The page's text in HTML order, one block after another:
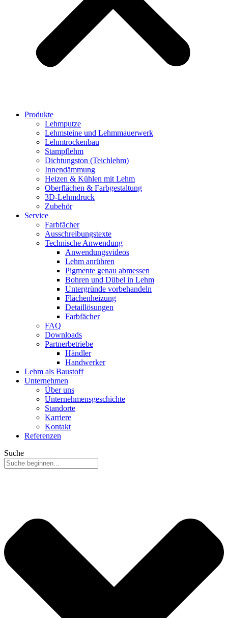
Produkte
Lehmputze
Lehmsteine und Lehmmauerwerk
Lehmtrockenbau
Stampflehm
Dichtungston (Teichlehm)
Innendämmung
Heizen & Kühlen mit Lehm
Oberflächen & Farbgestaltung
3D-Lehmdruck
Zubehör
Service
Farbfächer
Ausschreibungstexte
Technische Anwendung
Anwendungsvideos
Lehm anrühren
Pigmente genau abmessen
Bohren und Dübel in Lehm
Untergründe vorbehandeln
Flächenheizung
Detaillösungen
Farbfächer
FAQ
Downloads
Partnerbetriebe
Händler
Handwerker
Lehm als Baustoff
Unternehmen
Über uns
Unternehmensgeschichte
Standorte
Karriere
Kontakt
Referenzen
Suche